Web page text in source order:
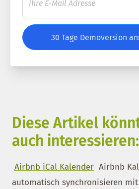
30 Tage Demoversion
Diese Artikel
auch interessieren:
Airbnb iCal Kalender Airbnb
automatisch synchronisieren